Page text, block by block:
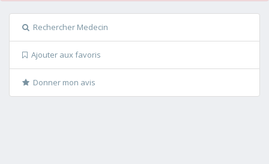
Rechercher Medecin
Ajouter aux favoris
Donner mon avis